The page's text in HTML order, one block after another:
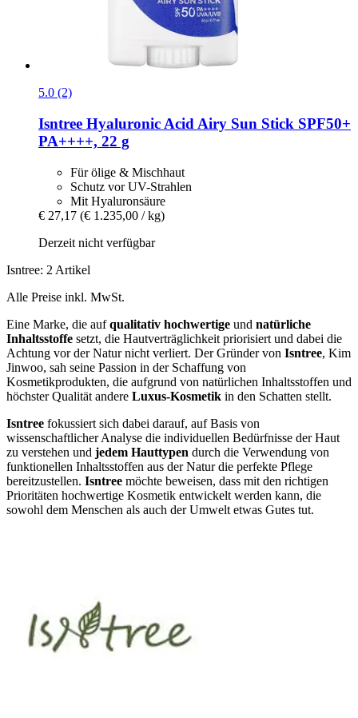
5.0 (2)
Isntree Hyaluronic Acid Airy Sun Stick SPF50+
PA++++, 22 g
Für ölige & Mischhaut
Schutz vor UV-Strahlen
Mit Hyaluronsäure
€ 27,17 (€ 1.235,00 / kg)
Derzeit nicht verfügbar
Isntree: 2 Artikel
Alle Preise inkl. MwSt.
Eine Marke, die aufqualitativ hochwertige und natürliche
Inhaltsstoffe setzt, die Hautverträglichkeit priorisiert und dabei die
Achtung vor der Natur nicht verliert. Der Gründer von Isntree, Kim
Jinwoo, sah seine Passion in der Schaffung von
Kosmetikprodukten, die aufgrund von natürlichen Inhaltsstoffen und
höchster Qualität andere Luxus-Kosmetik in den Schatten stellt.
Isntree fokussiert sich dabei darauf, auf Basis von
wissenschaftlicher Analyse die individuellen Bedürfnisse der Haut
zu verstehen und jedem Hauttypen durch die Verwendung von
funktionellen Inhaltsstoffen aus der Natur die perfekte Pflege
bereitzustellen. Isntree möchte beweisen, dass mit den richtigen
Prioritäten hochwertige Kosmetik entwickelt werden kann, die
sowohl dem Menschen als auch der Umwelt etwas Gutes tut.